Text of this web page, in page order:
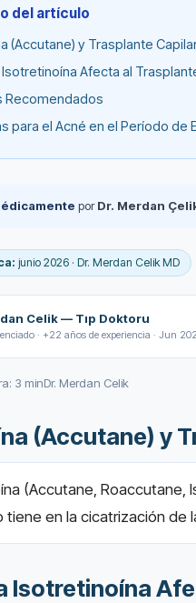
del artículo
(Accutane) y Trasplante
Isotretinoína Afecta al
Recomendados
para el Acné en el Período de
porDr. Merdan
junio 2026 · Dr. Merdan Celik MD
Celik — Tıp Doktoru
· +22 años de experiencia · Jun
3 minDr. Merdan Celik
(Accutane) y
(Accutane,
tiene en la cicatrización de
Isotretinoína